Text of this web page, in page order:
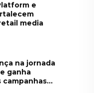
e
media
na jornada
ganha
campanhas...